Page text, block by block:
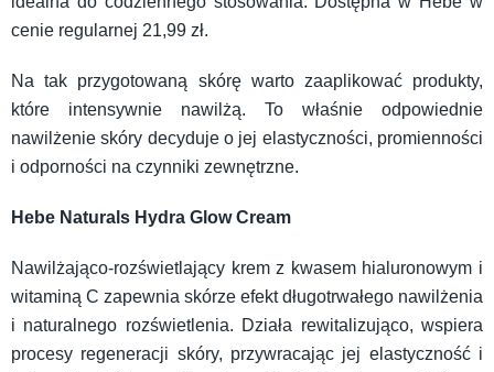
cenie regularnej 21,99 zł.
Na tak przygotowaną skórę warto zaaplikować produkty,
które intensywnie nawilżą. To właśnie odpowiednie
nawilżenie skóry decyduje o jej elastyczności, promienności
i odporności na czynniki zewnętrzne.
Hebe Naturals Hydra Glow Cream
Nawilżająco-rozświetlający krem z kwasem hialuronowym i
witaminą C zapewnia skórze efekt długotrwałego nawilżenia
i naturalnego rozświetlenia. Działa rewitalizująco, wspiera
procesy regeneracji skóry, przywracając jej elastyczność i